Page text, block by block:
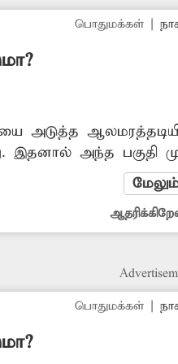
பொதுமக்கள் |
அடுத்த
இதனால் அந்த பகுதி
சீர்கேடு
பகுதியில்
பொதுமக்கள் |